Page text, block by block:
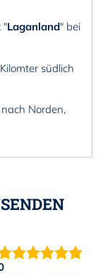
"Laganland" bei
südlich
Norden,